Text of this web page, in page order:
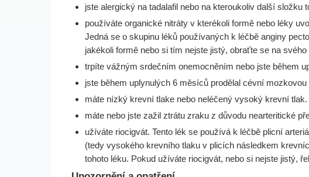
jste alergický na tadalafil nebo na kteroukoliv další složku
používáte organické nitráty v kterékoli formě nebo léky
Jedná se o skupinu léků používaných k léčbě anginy
jakékoli formě nebo si tím nejste jistý, obraťte se na svého
trpíte vážným srdečním onemocněním nebo jste během
jste během uplynulých 6 měsíců prodělal cévní mozkovou
máte nízký krevní tlake nebo neléčený vysoký krevní tlak.
máte nebo jste zažil ztrátu zraku z důvodu nearteritické
užíváte riocigvát. Tento lék se používá k léčbě plicní
(tedy vysokého krevního tlaku v plicích následkem
tohoto léku. Pokud užíváte riocigvát, nebo si nejste jistý,